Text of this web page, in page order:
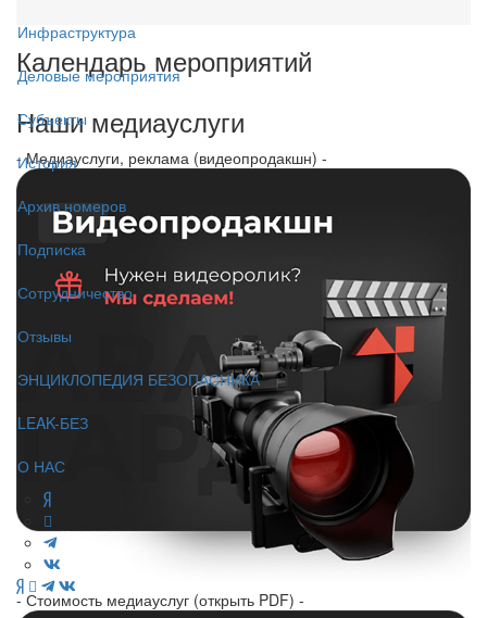
Инфраструктура
Деловые мероприятия
Субъекты
История
Архив номеров
Подписка
Сотрудничество
Отзывы
ЭНЦИКЛОПЕДИЯ БЕЗОПАСНИКА
LEAK-БЕЗ
О НАС
Календарь мероприятий
Наши медиауслуги
- Медиауслуги, реклама (видеопродакшн) -
- Стоимость медиауслуг (открыть PDF) -